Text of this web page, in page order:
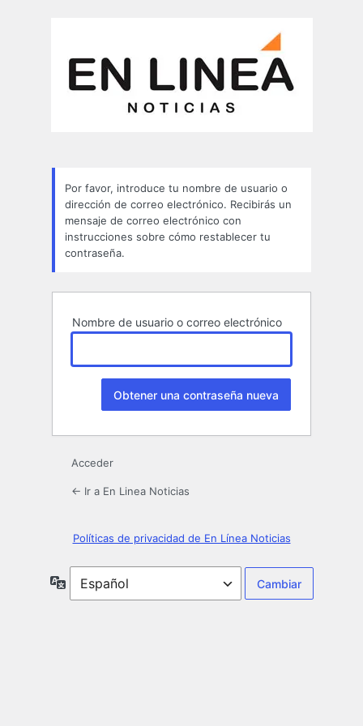
Por favor, introduce tu nombre de usuario o
dirección de correo electrónico. Recibirás un
mensaje de correo electrónico con
instrucciones sobre cómo restablecer tu
contraseña.
Nombre de usuario o correo electrónico
Acceder
← Ir a En Linea Noticias
Políticas de privacidad de En Línea Noticias
Idioma